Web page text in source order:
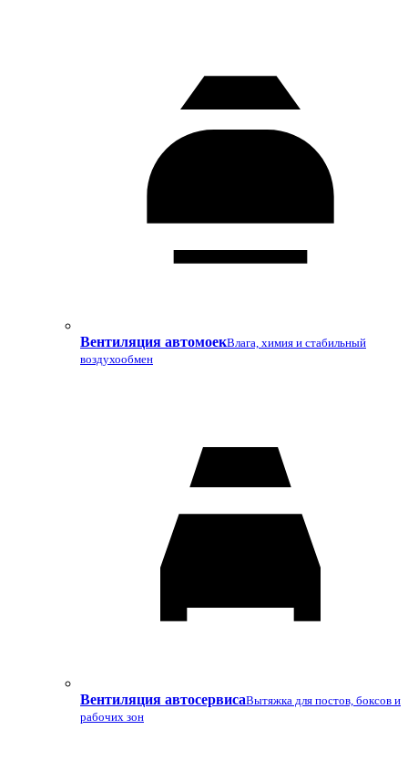
Вентиляция автомоекВлага, химия и стабильный
воздухообмен
Вентиляция автосервисаВытяжка для постов, боксов и
рабочих зон